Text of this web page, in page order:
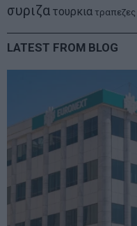
συριζα τουρκια τραπεζες
LATEST FROM BLOG